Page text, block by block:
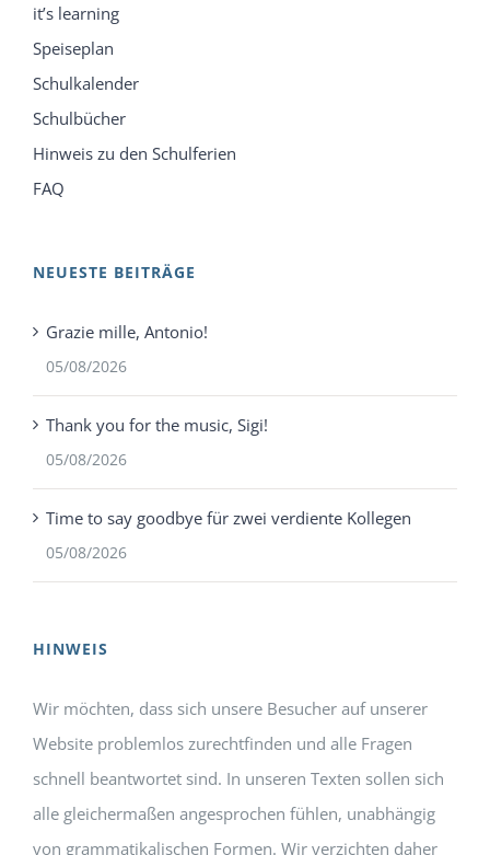
it’s learning
Speiseplan
Schulkalender
Schulbücher
Hinweis zu den Schulferien
FAQ
NEUESTE BEITRÄGE
Grazie mille, Antonio!
05/08/2026
Thank you for the music, Sigi!
05/08/2026
Time to say goodbye für zwei verdiente Kollegen
05/08/2026
HINWEIS
Wir möchten, dass sich unsere Besucher auf unserer
Website problemlos zurechtfinden und alle Fragen
schnell beantwortet sind. In unseren Texten sollen sich
alle gleichermaßen angesprochen fühlen, unabhängig
von grammatikalischen Formen. Wir verzichten daher